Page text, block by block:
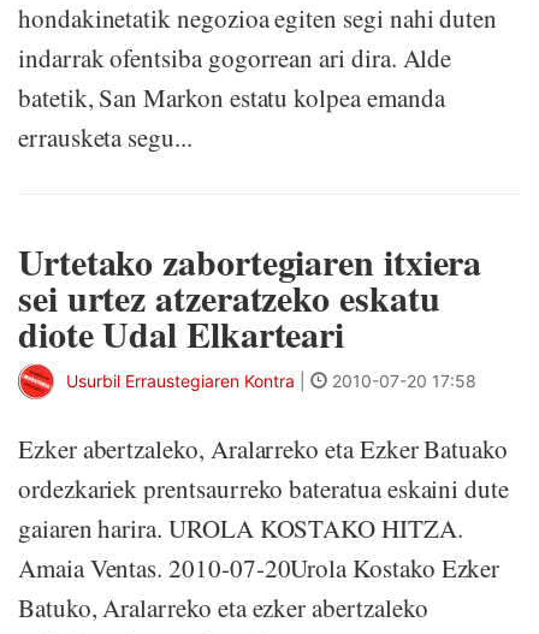
hondakinetatik negozioa egiten segi nahi duten
indarrak ofentsiba gogorrean ari dira. Alde
batetik, San Markon estatu kolpea emanda
errausketa segu...
Urtetako zabortegiaren itxiera
sei urtez atzeratzeko eskatu
diote Udal Elkarteari
Usurbil Erraustegiaren Kontra 2010-07-20 17:58
Ezker abertzaleko, Aralarreko eta Ezker Batuako
ordezkariek prentsaurreko bateratua eskaini dute
gaiaren harira. UROLA KOSTAKO HITZA.
Amaia Ventas. 2010-07-20Urola Kostako Ezker
Batuko, Aralarreko eta ezker abertzaleko